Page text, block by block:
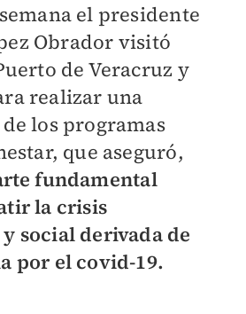
el presidente
Obrador visitó
de Veracruz y
realizar una
los programas
que aseguró,
fundamental
la crisis
social derivada de
por el covid-19.